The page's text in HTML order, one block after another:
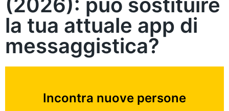
la tua attuale app di
messaggistica?
Incontra nuove persone